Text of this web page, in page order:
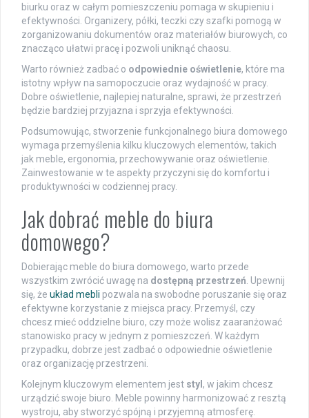
biurku oraz w całym pomieszczeniu pomaga w skupieniu i
efektywności. Organizery, półki, teczki czy szafki pomogą w
zorganizowaniu dokumentów oraz materiałów biurowych, co
znacząco ułatwi pracę i pozwoli uniknąć chaosu.
Warto również zadbać o odpowiednie oświetlenie, które ma
istotny wpływ na samopoczucie oraz wydajność w pracy.
Dobre oświetlenie, najlepiej naturalne, sprawi, że przestrzeń
będzie bardziej przyjazna i sprzyja efektywności.
Podsumowując, stworzenie funkcjonalnego biura domowego
wymaga przemyślenia kilku kluczowych elementów, takich
jak meble, ergonomia, przechowywanie oraz oświetlenie.
Zainwestowanie w te aspekty przyczyni się do komfortu i
produktywności w codziennej pracy.
Jak dobrać meble do biura
domowego?
Dobierając meble do biura domowego, warto przede
wszystkim zwrócić uwagę na dostępną przestrzeń . Upewnij
się, że układ mebli pozwala na swobodne poruszanie się oraz
efektywne korzystanie z miejsca pracy. Przemyśl, czy
chcesz mieć oddzielne biuro, czy może wolisz zaaranżować
stanowisko pracy w jednym z pomieszczeń. W każdym
przypadku, dobrze jest zadbać o odpowiednie oświetlenie
oraz organizację przestrzeni.
Kolejnym kluczowym elementem jest styl, w jakim chcesz
urządzić swoje biuro. Meble powinny harmonizować z resztą
wystroju, aby stworzyć spójną i przyjemną atmosferę.